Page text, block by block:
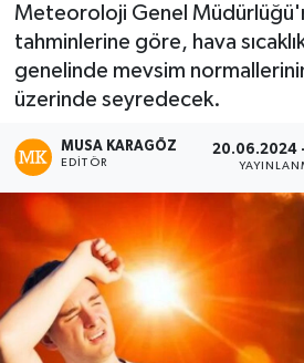
Meteoroloji Genel
tahminlerine göre, hava
genelinde mevsim
üzerinde seyredecek.
MUSA KARAGÖZ
EDITÖR
20.06.2024 -
Tüm Manşetler
Son Dakika Haberleri
Haber Arşivi